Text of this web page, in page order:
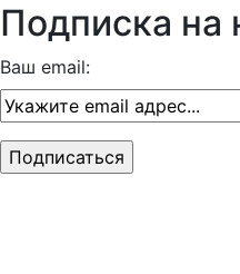
Подписка на
Ваш email: